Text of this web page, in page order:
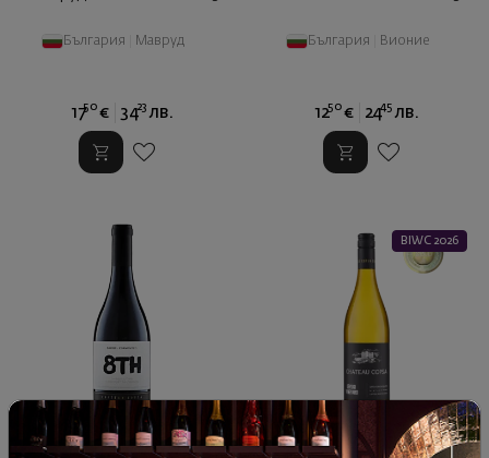
България Мавруд
1750 € 3423 лв.
България Вионие
1250 € 2445 лв.
8TH Merlo, Каберне
BIWC 2026
Совиньон Блан Левски 2024